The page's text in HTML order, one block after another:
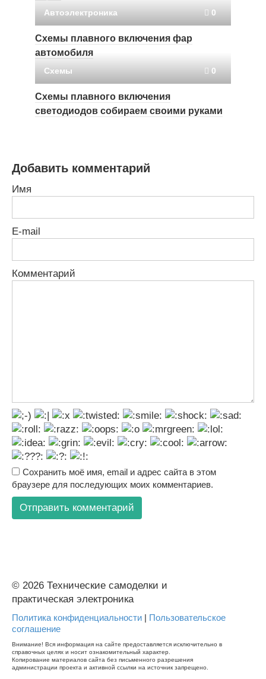
Автоэлектроника 0
Схемы плавного включения фар
автомобиля
Схемы 0
Схемы плавного включения
светодиодов собираем своими руками
Добавить комментарий
Имя
E-mail
Комментарий
Сохранить моё имя, email и адрес сайта в этом
браузере для последующих моих комментариев.
© 2026 Технические самоделки и
практическая электроника
Политика конфиденциальности | Пользовательское
соглашение
Внимание! Вся информация на сайте предоставляется исключительно в
справочных целях и носит ознакомительный характер.
Копирование материалов сайта без письменного разрешения
администрации проекта и активной ссылки на источник запрещено.